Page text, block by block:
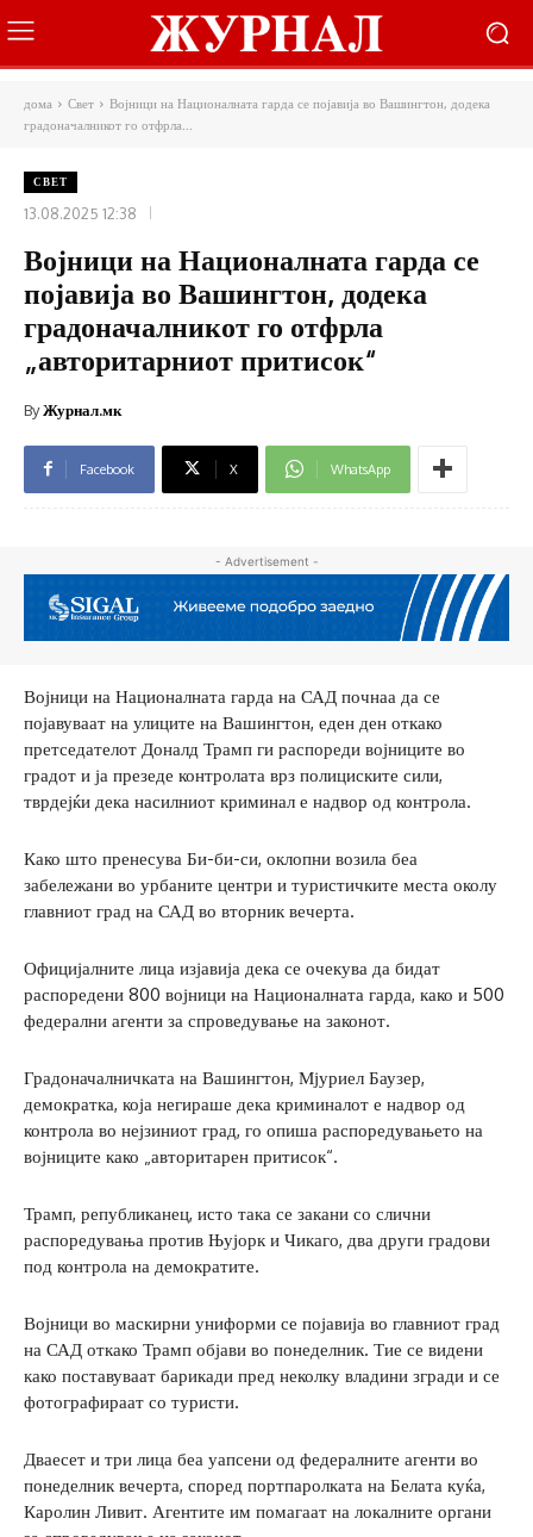
дома Свет
Војници на Националната гарда се појавија во Вашингтон, додека
градоначалникот го отфрла...
СВЕТ
13.08.2025 12:38
Војници на Националната гарда се
појавија во Вашингтон, додека
градоначалникот го отфрла
„авторитарниот притисок“
ByЖурнал.мк
Facebook X WhatsApp
- Advertisement -
Војници на Националната гарда на САД почнаа да се
појавуваат на улиците на Вашингтон, еден ден откако
претседателот Доналд Трамп ги распореди војниците во
градот и ја презеде контролата врз полициските сили,
тврдејќи дека насилниот криминал е надвор од контрола.
Како што пренесува Би-би-си, оклопни возила беа
забележани во урбаните центри и туристичките места околу
главниот град на САД во вторник вечерта.
Официјалните лица изјавија дека се очекува да бидат
распоредени 800 војници на Националната гарда, како и 500
федерални агенти за спроведување на законот.
Градоначалничката на Вашингтон, Мјуриел Баузер,
демократка, која негираше дека криминалот е надвор од
контрола во нејзиниот град, го опиша распоредувањето на
војниците како „авторитарен притисок“.
Трамп, републиканец, исто така се закани со слични
распоредувања против Њујорк и Чикаго, два други градови
под контрола на демократите.
Војници во маскирни униформи се појавија во главниот град
на САД откако Трамп објави во понеделник. Тие се видени
како поставуваат барикади пред неколку владини згради и се
фотографираат со туристи.
Дваесет и три лица беа уапсени од федералните агенти во
понеделник вечерта, според портпаролката на Белата куќа,
Каролин Ливит. Агентите им помагаат на локалните органи